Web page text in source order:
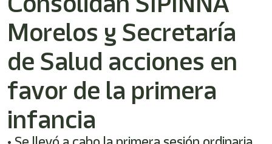
Morelos y Secretaría
de Salud acciones en
favor de la primera
infancia